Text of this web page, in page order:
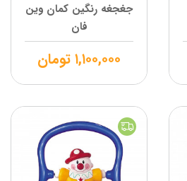
جغجغه رنگین کمان وین
فان
۱,۱۰۰,۰۰۰تومان